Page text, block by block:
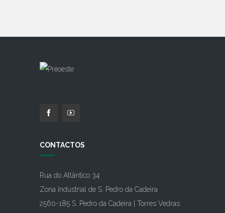
CONTACTOS
Rua do Atlântico 34
Zona Industrial de S. Pedro da Cadeira
2560-185 S. Pedro da Cadeira | Torres Vedras